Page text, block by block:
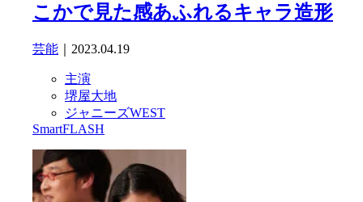
こかで見た感あふれるキャラ造形
芸能 ｜2023.04.19
主演
堺屋大地
ジャニーズWEST
SmartFLASH